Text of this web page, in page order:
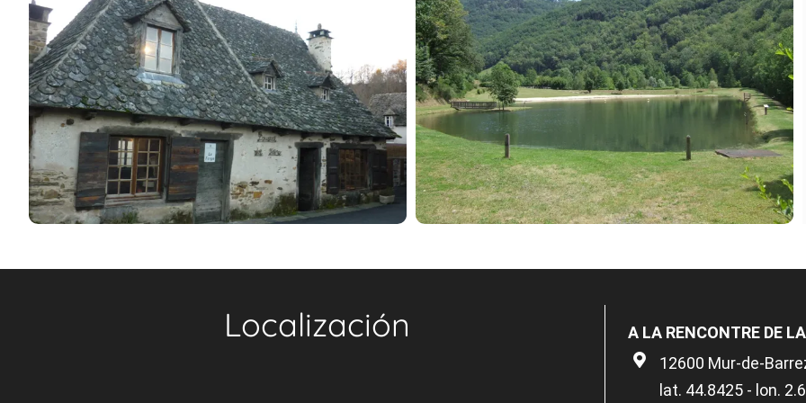
Localización
A LA RENCONTRE DE
12600 Mur-de-
lat. 44.8425 - lon.